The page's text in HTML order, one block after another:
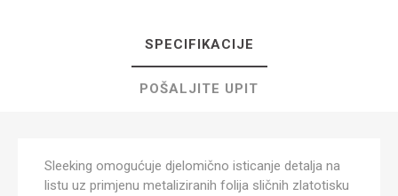
SPECIFIKACIJE
POŠALJITE UPIT
Sleeking omogućuje djelomično isticanje detalja na
listu uz primjenu metaliziranih folija sličnih zlatotisku